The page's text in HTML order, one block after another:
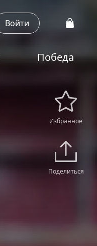
Войти
Победа
Избранное
Поделиться